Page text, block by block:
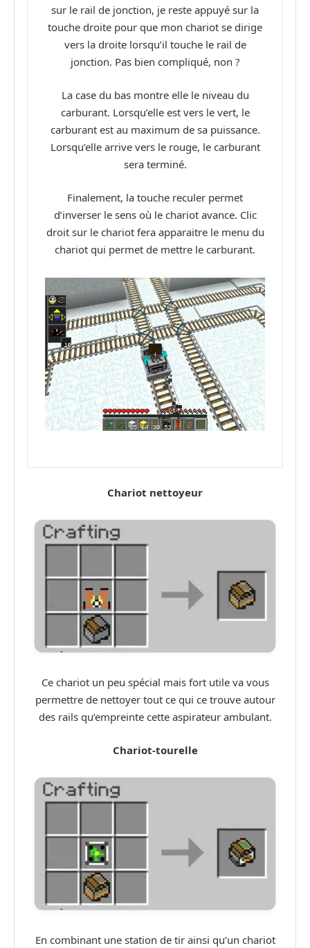
sur le rail de jonction, je reste appuyé sur la
touche droite pour que mon chariot se dirige
vers la droite lorsqu’il touche le rail de
jonction. Pas bien compliqué, non ?
La case du bas montre elle le niveau du
carburant. Lorsqu’elle est vers le vert, le
carburant est au maximum de sa puissance.
Lorsqu’elle arrive vers le rouge, le carburant
sera terminé.
Finalement, la touche reculer permet
d’inverser le sens où le chariot avance. Clic
droit sur le chariot fera apparaitre le menu du
chariot qui permet de mettre le carburant.
Chariot nettoyeur
Ce chariot un peu spécial mais fort utile va vous
permettre de nettoyer tout ce qui ce trouve autour
des rails qu’empreinte cette aspirateur ambulant.
Chariot-tourelle
En combinant une station de tir ainsi qu’un chariot